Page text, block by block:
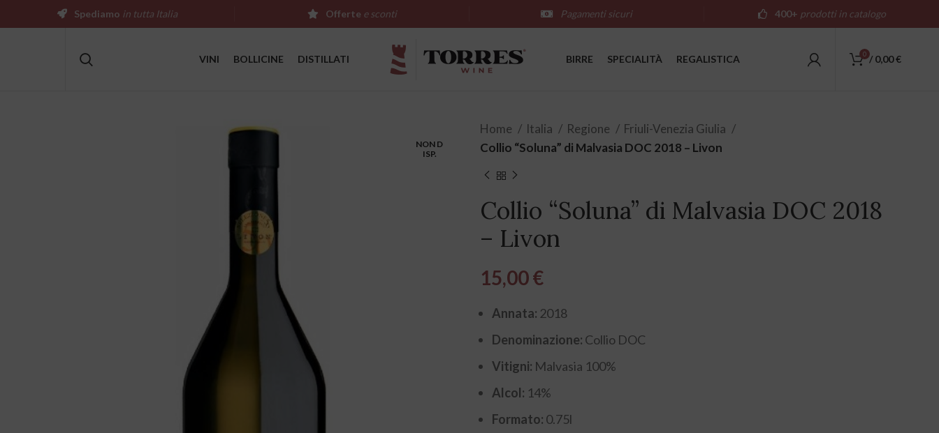
VINI BOLLICINE DISTILLATI BIRRE SPECIALITÀ REGALISTICA 0 / 0,00€
NON D
ISP.
Home Italia Regione
Friuli-Venezia Giulia
Collio “Soluna” di Malvasia DOC 2018 – Livon
Collio “Soluna” di Malvasia DOC 2018
– Livon
15,00€
Annata: 2018
Denominazione: Collio DOC
Vitigni: Malvasia 100%
Alcol: 14%
Formato: 0.75l
Spediamo in tutta Italia Offerte e sconti Pagamenti sicuri 400+ prodotti in catalogo